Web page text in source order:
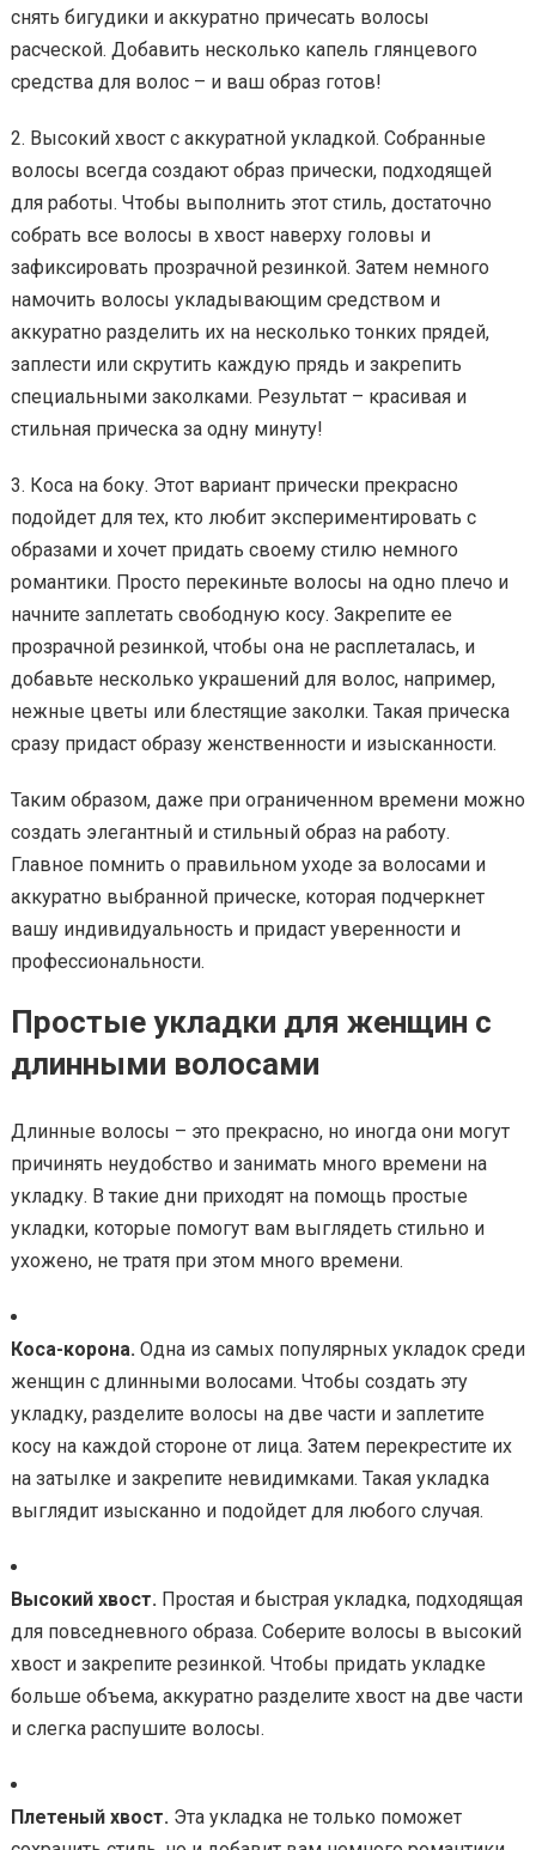
снять бигудики и аккуратно причесать волосы
расческой. Добавить несколько капель глянцевого
средства для волос – и ваш образ готов!
2. Высокий хвост с аккуратной укладкой. Собранные
волосы всегда создают образ прически, подходящей
для работы. Чтобы выполнить этот стиль, достаточно
собрать все волосы в хвост наверху головы и
зафиксировать прозрачной резинкой. Затем немного
намочить волосы укладывающим средством и
аккуратно разделить их на несколько тонких прядей,
заплести или скрутить каждую прядь и закрепить
специальными заколками. Результат – красивая и
стильная прическа за одну минуту!
3. Коса на боку. Этот вариант прически прекрасно
подойдет для тех, кто любит экспериментировать с
образами и хочет придать своему стилю немного
романтики. Просто перекиньте волосы на одно плечо и
начните заплетать свободную косу. Закрепите ее
прозрачной резинкой, чтобы она не расплеталась, и
добавьте несколько украшений для волос, например,
нежные цветы или блестящие заколки. Такая прическа
сразу придаст образу женственности и изысканности.
Таким образом, даже при ограниченном времени можно
создать элегантный и стильный образ на работу.
Главное помнить о правильном уходе за волосами и
аккуратно выбранной прическе, которая подчеркнет
вашу индивидуальность и придаст уверенности и
профессиональности.
Простые укладки для женщин с
длинными волосами
Длинные волосы – это прекрасно, но иногда они могут
причинять неудобство и занимать много времени на
укладку. В такие дни приходят на помощь простые
укладки, которые помогут вам выглядеть стильно и
ухожено, не тратя при этом много времени.
Коса-корона.Одна из самых популярных укладок среди
женщин с длинными волосами. Чтобы создать эту
укладку, разделите волосы на две части и заплетите
косу на каждой стороне от лица. Затем перекрестите их
на затылке и закрепите невидимками. Такая укладка
выглядит изысканно и подойдет для любого случая.
Высокий хвост.Простая и быстрая укладка, подходящая
для повседневного образа. Соберите волосы в высокий
хвост и закрепите резинкой. Чтобы придать укладке
больше объема, аккуратно разделите хвост на две части
и слегка распушите волосы.
Плетеный хвост.Эта укладка не только поможет